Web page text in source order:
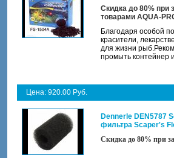
Скидка до 80% при
товарами AQUA-
Благодаря особой
красители,
для жизни
промыть контейнер
Цена: 920.00 Руб.
Dennerle DEN5787
фильтра Scaper's
Скидка до 80% при